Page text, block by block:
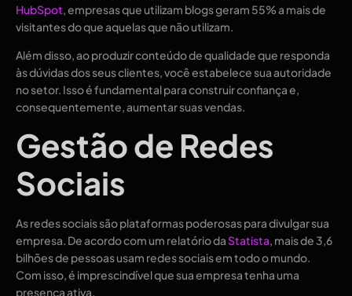
HubSpot , empresas que utilizam blogs geram 55% a mais de
visitantes do que aquelas que não utilizam.
Além disso, ao produzir conteúdo de qualidade que responda
às dúvidas dos seus clientes, você estabelece sua autoridade
no setor. Isso é fundamental para construir confiança e,
consequentemente, aumentar suas vendas.
Gestão de Redes
Sociais
As redes sociais são plataformas poderosas para divulgar sua
empresa. De acordo com um relatório daStatista, mais de 3,6
bilhões de pessoas usam redes sociais em todo o mundo.
Com isso, é imprescindível que sua empresa tenha uma
presença ativa.